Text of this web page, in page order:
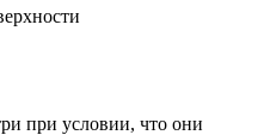
при условии, что они